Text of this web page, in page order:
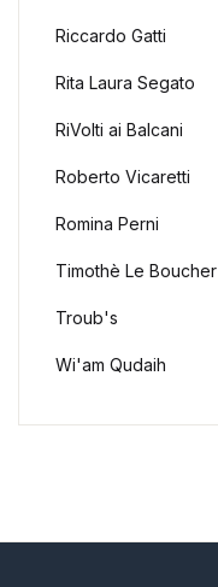
Riccardo Gatti
Rita Laura Segato
RiVolti ai Balcani
Roberto Vicaretti
Romina Perni
Timothè Le Boucher
Troub's
Wi'am Qudaih